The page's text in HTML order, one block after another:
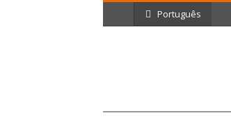
Português